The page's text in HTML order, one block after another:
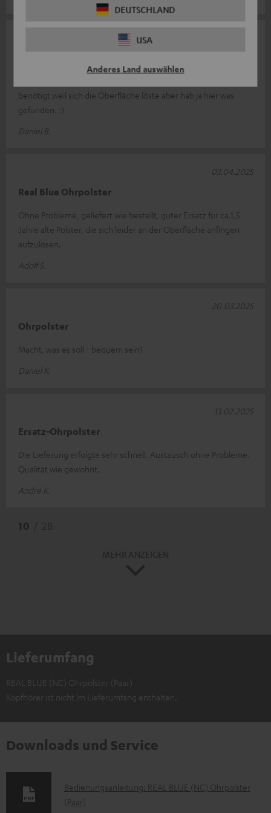
DEUTSCHLAND
USA
Anderes Land auswählen
benötigt weil sich die Oberfläche löste aber hab ja hier was
gefunden. :)
Daniel B.
Real Blue Ohrpolster
Ohne Probleme, geliefert wie bestellt, guter Ersatz für ca.1,5
Jahre alte Polster, die sich leider an der Oberfläche anfingen
aufzulösen.
Adolf S.
03.04.2025
Ohrpolster
Macht, was es soll - bequem sein!
Daniel K.
20.03.2025
Ersatz-Ohrpolster
Die Lieferung erfolgte sehr schnell. Austausch ohne Probleme.
Qualität wie gewohnt.
André K.
13.02.2025
Lieferumfang
REAL BLUE (NC) Ohrpolster (Paar)
Kopfhörer ist nicht im Lieferumfang enthalten.
Downloads und Service
D
o
Bedienungsanleitung: REAL BLUE (NC) Ohrpolster
(Paar)